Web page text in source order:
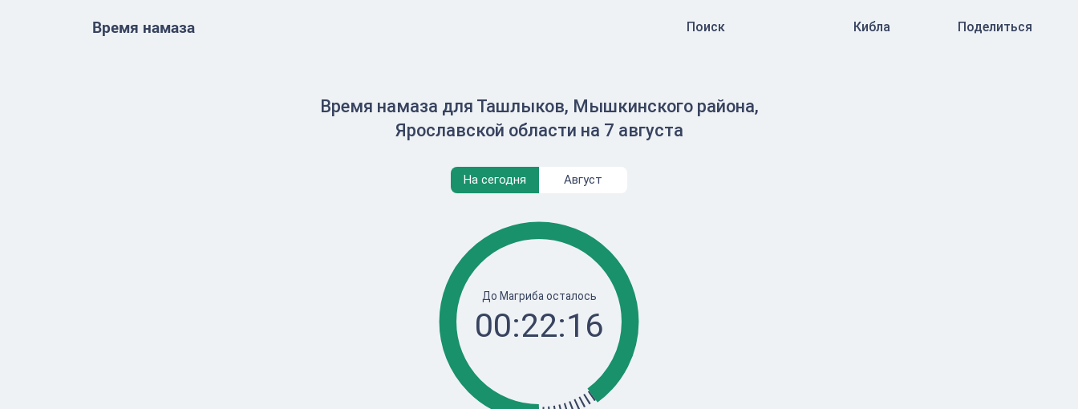
Время намаза Поиск Кибла Поделиться
Время намаза для Ташлыков, Мышкинского района,
Ярославской области на 7 августа
На сегодня Август
До Магриба осталось
00:22:15